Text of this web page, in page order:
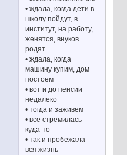
• ждала, когда дети в
школу пойдут, в
институт, на работу,
женятся, внуков
родят
• ждала, когда
машину купим, дом
постоем
• вот и до пенсии
недалеко
• тогда и заживем
• все стремилась
куда-то
• так и пробежала
вся жизнь